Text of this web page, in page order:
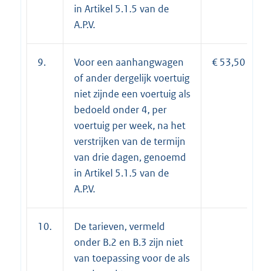
in Artikel 5.1.5 van de
A.P.V.
9.
Voor een aanhangwagen
of ander dergelijk voertuig
niet zijnde een voertuig als
bedoeld onder 4, per
voertuig per week, na het
verstrijken van de termijn
van drie dagen, genoemd
in Artikel 5.1.5 van de
A.P.V.
€ 53,50
10.
De tarieven, vermeld
onder B.2 en B.3 zijn niet
van toepassing voor de als